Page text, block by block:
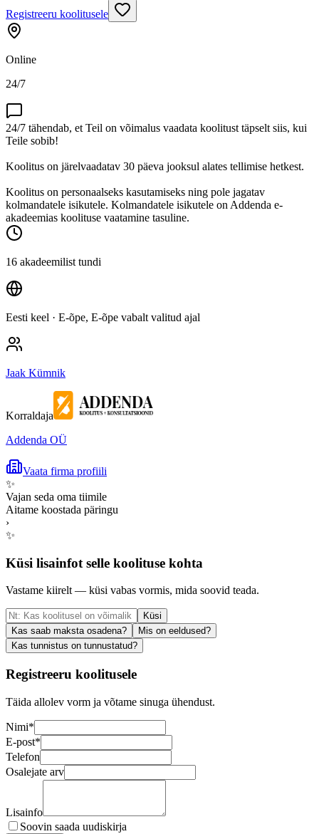
Registreeru koolitusele
Online
24/7
24/7 tähendab, et Teil on võimalus vaadata koolitust täpselt siis, kui
Teile sobib!
Koolitus on järelvaadatav 30 päeva jooksul alates tellimise hetkest.
Koolitus on personaalseks kasutamiseks ning pole jagatav
kolmandatele isikutele. Kolmandatele isikutele on Addenda e-
akadeemias koolituse vaatamine tasuline.
16 akadeemilist tundi
Eesti keel · E-õpe, E-õpe vabalt valitud ajal
Jaak Kümnik
Korraldaja
Addenda OÜ
Vaata firma profiili
✨
Vajan seda oma tiimile
Aitame koostada päringu
›
✨
Küsi lisainfot selle koolituse kohta
Vastame kiirelt — küsi vabas vormis, mida soovid teada.
Küsi
Kas saab maksta osadena?
Mis on eeldused?
Kas tunnistus on tunnustatud?
Registreeru koolitusele
Täida allolev vorm ja võtame sinuga ühendust.
Nimi*
E-post*
Telefon
Osalejate arv
Lisainfo
Soovin saada uudiskirja